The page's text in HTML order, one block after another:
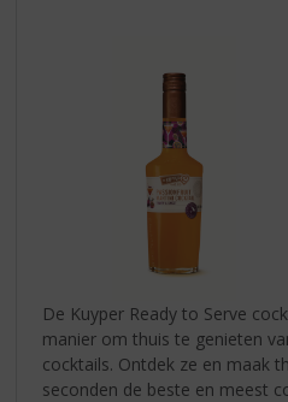
De Kuyper Ready to Serve
manier om thuis te genieten
cocktails. Ontdek ze en maak
seconden de beste en meest